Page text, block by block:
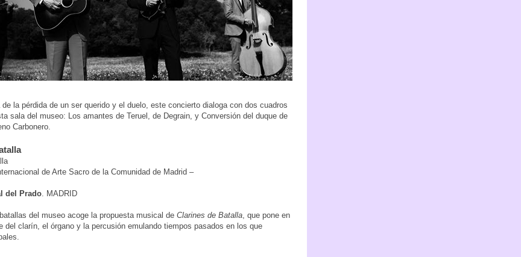
la pérdida de un ser querido y el duelo, este concierto dialoga con dos cuadros
sala del museo: Los amantes de Teruel, de Degrain, y Conversión del duque de
Carbonero.
de Arte Sacro de la Comunidad de Madrid –
del Prado . MADRID
batallas del museo acoge la propuesta musical de Clarines de Batalla , que pone en
del clarín, el órgano y la percusión emulando tiempos pasados en los que